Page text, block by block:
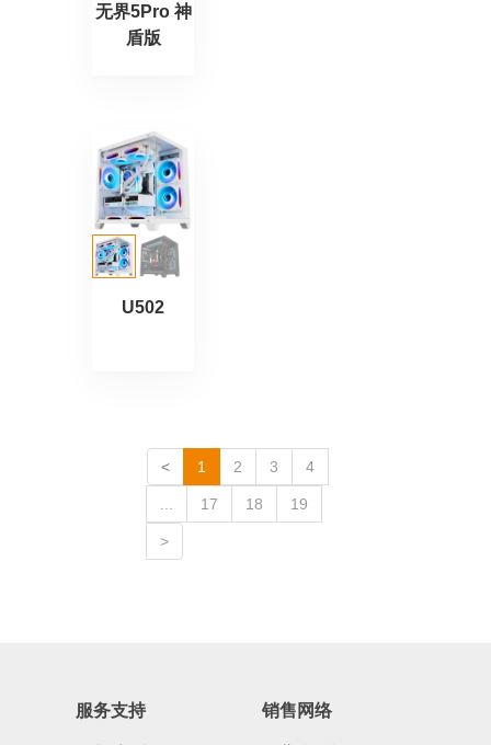
无界5Pro 神
盾版
U502
< 1 2 3 4
17 18 19
>
服务支持 销售网络